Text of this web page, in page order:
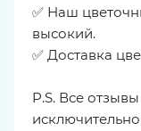
✅ Наш
высокий.
✅ Доставка
P.S. Все